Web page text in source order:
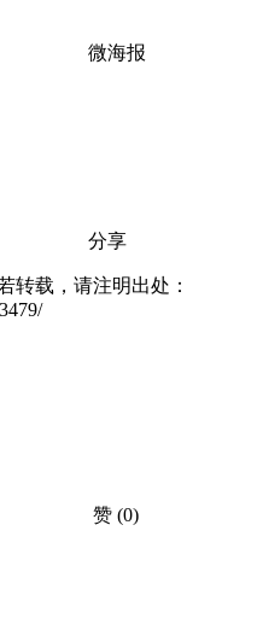
微海报
分享
转载，请注明出处：
赞 (0)